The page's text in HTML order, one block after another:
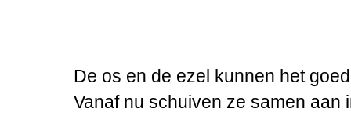
De os en de ezel kunnen het
Vanaf nu schuiven ze samen aan